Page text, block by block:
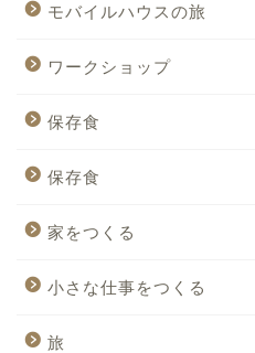
モバイルハウスの旅
ワークショップ
保存食
保存食
家をつくる
小さな仕事をつくる
旅